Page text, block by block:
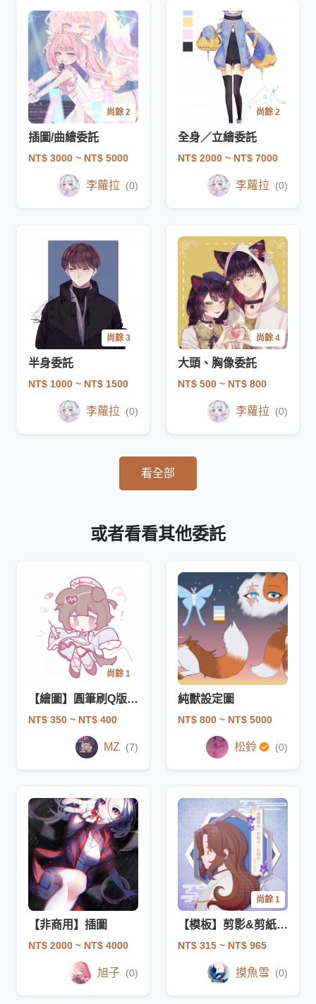
尚餘 2
插圖/曲繪委託
NT$ 3000 ~ NT$ 5000
李蘿拉 (0)
尚餘 2
全身／立繪委託
NT$ 2000 ~ NT$ 7000
李蘿拉 (0)
尚餘 3
半身委託
NT$ 1000 ~ NT$ 1500
李蘿拉 (0)
尚餘 4
大頭、胸像委託
NT$ 500 ~ NT$ 800
李蘿拉 (0)
看全部
或者看看其他委託
尚餘 1
【繪圖】圓筆刷Q版驚喜包
NT$ 350 ~ NT$ 400
MZ (7)
純獸設定圖
NT$ 800 ~ NT$ 5000
松鈴 (0)
【非商用】插圖
NT$ 2000 ~ NT$ 4000
旭子 (0)
尚餘 1
【模板】剪影&剪紙用頭像
NT$ 315 ~ NT$ 965
摸魚雪 (0)